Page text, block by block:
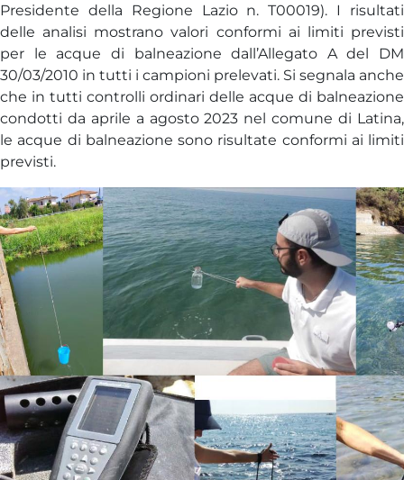
Presidente della Regione Lazio n. T00019). I risultati
delle analisi mostrano valori conformi ai limiti previsti
per le acque di balneazione dall’Allegato A del DM
30/03/2010 in tutti i campioni prelevati. Si segnala anche
che in tutti controlli ordinari delle acque di balneazione
condotti da aprile a agosto 2023 nel comune di Latina,
le acque di balneazione sono risultate conformi ai limiti
previsti.